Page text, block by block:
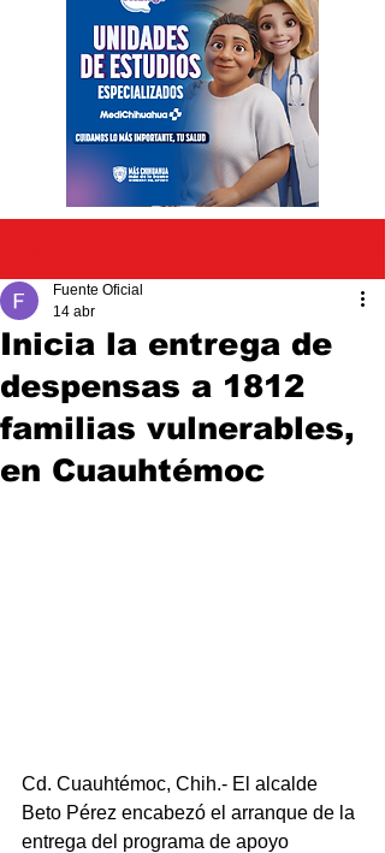
Inicia la entrega de
despensas a 1812
familias vulnerables,
en Cuauhtémoc
Fuente Oficial
14 abr
Cd. Cuauhtémoc, Chih.- El alcalde
Beto Pérez encabezó el arranque de la
entrega del programa de apoyo